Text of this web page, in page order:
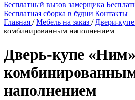
Бесплатный вызов замерщика
Бесплатная сборка в будни Контакты
Главная /Мебель на заказ / Двери-купе
комбинированным наполнением
Дверь-купе
наполнением